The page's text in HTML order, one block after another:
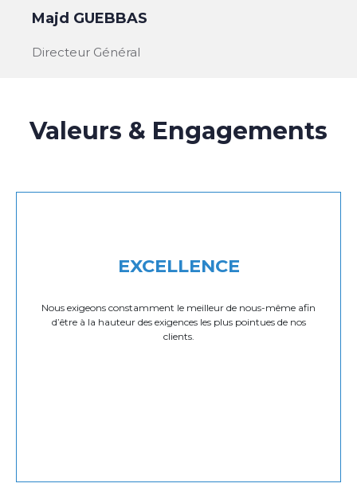
Majd GUEBBAS
Directeur Général
Valeurs & Engagements
EXCELLENCE
Nous exigeons constamment le meilleur de nous-même afin
d’être à la hauteur des exigences les plus pointues de nos
clients.